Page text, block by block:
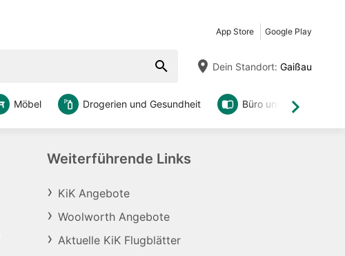
App Store Google Play
Dein Standort: Gaißau
Weiter
Möbel Drogerien und Gesundheit Büro und DIY
Weiterführende Links
KiK Angebote
Woolworth Angebote
Aktuelle KiK Flugblätter